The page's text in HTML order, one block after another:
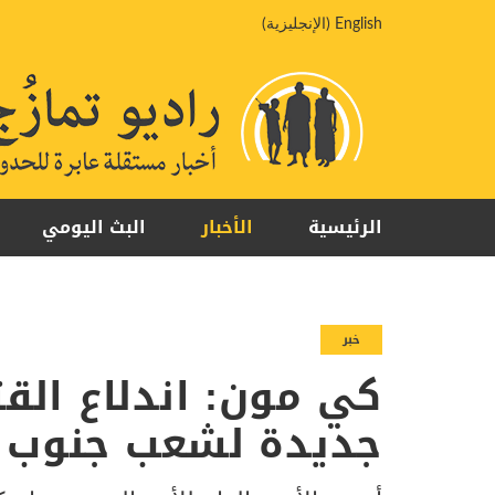
English
( الإنجليزية)
الرئيسية الأخبار البث اليومي
خبر
كي مون: اندلاع
جديدة لشعب